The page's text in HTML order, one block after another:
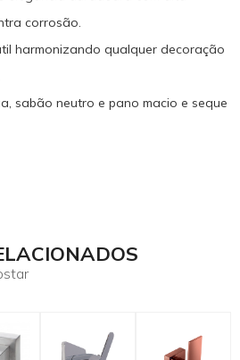
corrosão.
harmonizando qualquer decoração
sabão neutro e pano macio e seque